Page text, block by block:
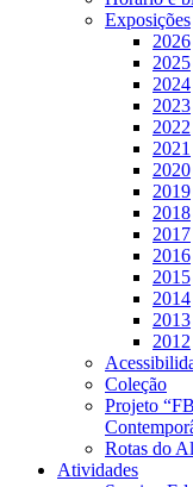
Exposições
2026
2025
2024
2023
2022
2021
2020
2019
2018
2017
2016
2015
2014
2013
2012
Coleção
Projeto
Rotas do
Atividades